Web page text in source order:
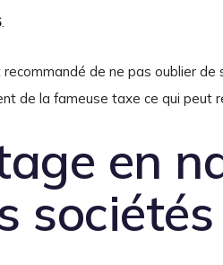
.
de ne pas oublier
de la fameuse taxe ce qui peut
en
sociétés